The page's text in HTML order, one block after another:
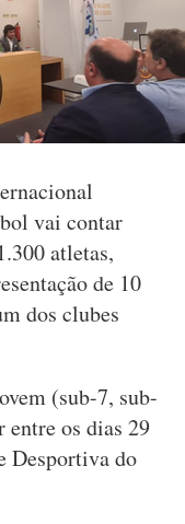
vai contar
atletas,
de 10
dos clubes
(sub-7, sub-
entre os dias 29
Desportiva do